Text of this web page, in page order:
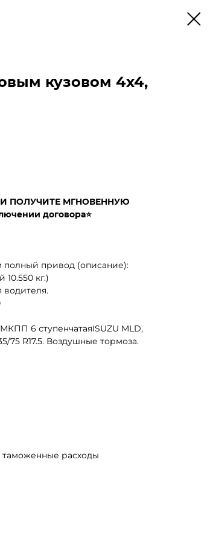
кузовом 4х4,
ПOЛУЧИТЕ MГHОВEHHУЮ
договора⭐
полный привод (описание):
кг.)
водителя.
6 ступенчатаяISUZU MLD,
R17.5. Воздушные тормоза.
расходы